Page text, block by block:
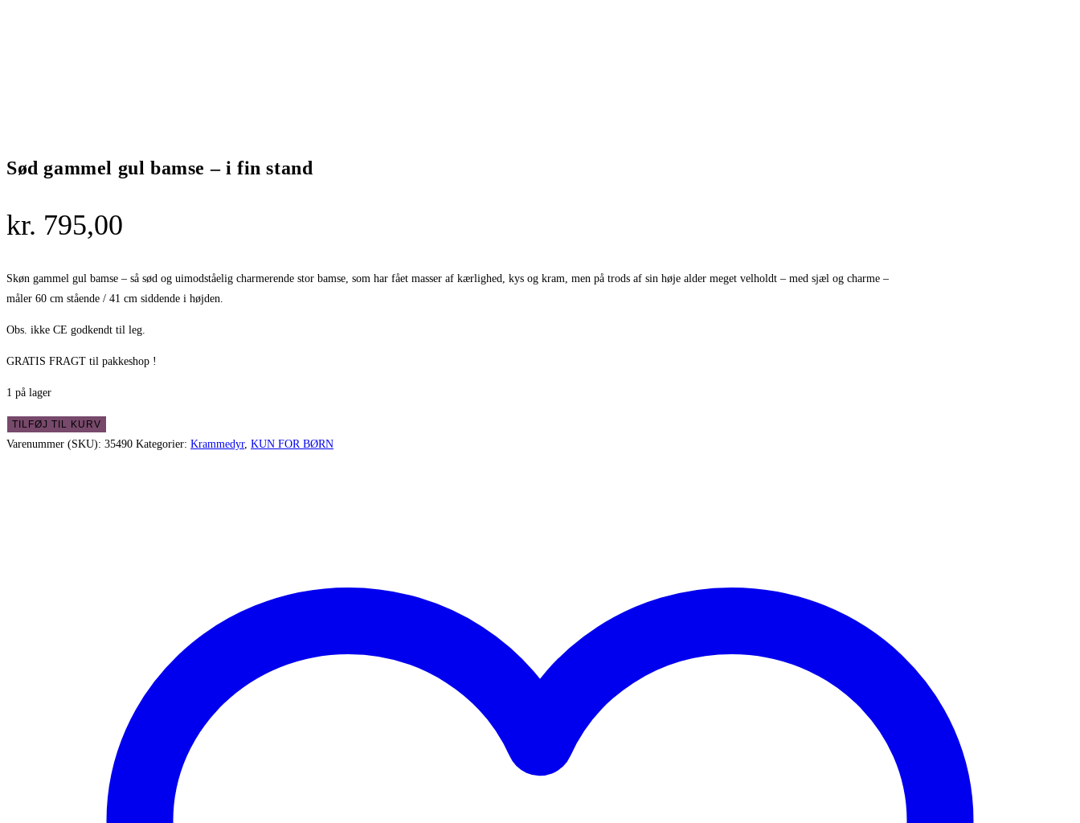
Sød gammel gul bamse – i fin stand
kr. 795,00
Skøn gammel gul bamse – så sød og uimodståelig charmerende stor bamse, som har fået masser af kærlighed, kys og kram, men på trods af sin høje alder meget velholdt – med sjæl og charme –
måler 60 cm stående / 41 cm siddende i højden.
Obs. ikke CE godkendt til leg.
GRATIS FRAGT til pakkeshop !
1 på lager
Sød
gammel
TILFØJ TIL KURV
Varenummer (SKU): 35490 Kategorier: Krammedyr, KUN FOR BØRN